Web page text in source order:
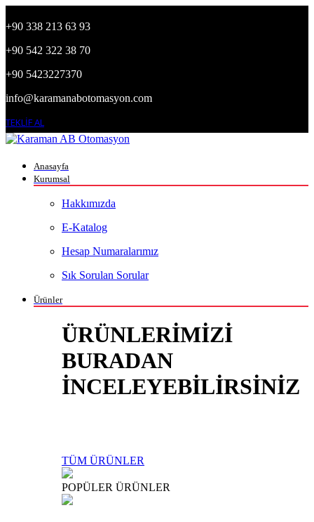
+90 338 213 63 93
+90 542 322 38 70
+90 5423227370
info@karamanabotomasyon.com
TEKLİF AL
Anasayfa
Kurumsal
Hakkımızda
E-Katalog
Hesap Numaralarımız
Sık Sorulan Sorular
Ürünler
ÜRÜNLERİMİZİ
BURADAN
İNCELEYEBİLİRSİNİZ
TÜM ÜRÜNLER
POPÜLER ÜRÜNLER